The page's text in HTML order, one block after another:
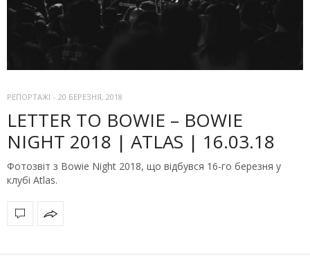
РЕПОРТАЖІ - 20 БЕРЕЗНЯ, 2018
LETTER TO BOWIE – BOWIE
NIGHT 2018 | ATLAS | 16.03.18
Фотозвіт з Bowie Night 2018, що відбувся 16-го березня у
клубі Atlas.